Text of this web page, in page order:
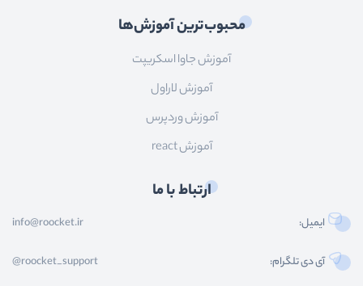
محبوب‌ترین آموزش‌ها
آموزش جاوا اسکریپت
آموزش لاراول
آموزش وردپرس
آموزش react
ارتباط با ما
ایمیل: info@roocket.ir
آی دی تلگرام: @roocket_support